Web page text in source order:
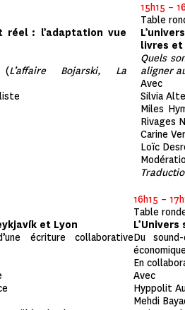
réel : l’adaptation vue
(L’affaire Bojarski, La
15h15 –
Table
livres et
Quels
aligner
Avec
Silvia
Miles
Rivages
Carine
Loïc
et Lyon
écriture collaborative
16h15 –
Table
Du
En
Avec
Hyppolit
Mehdi